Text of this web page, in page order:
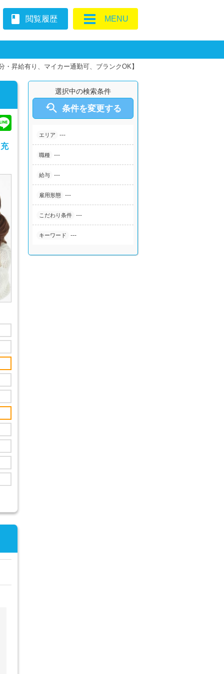
MENU
book 閲覧履歴
昇給有り、マイカー通勤可、ブランクOK】
選択中の検索条件
 条件を変更する
エリア ---
職種 ---
給与 ---
雇用形態 ---
こだわり条件 ---
キーワード ---